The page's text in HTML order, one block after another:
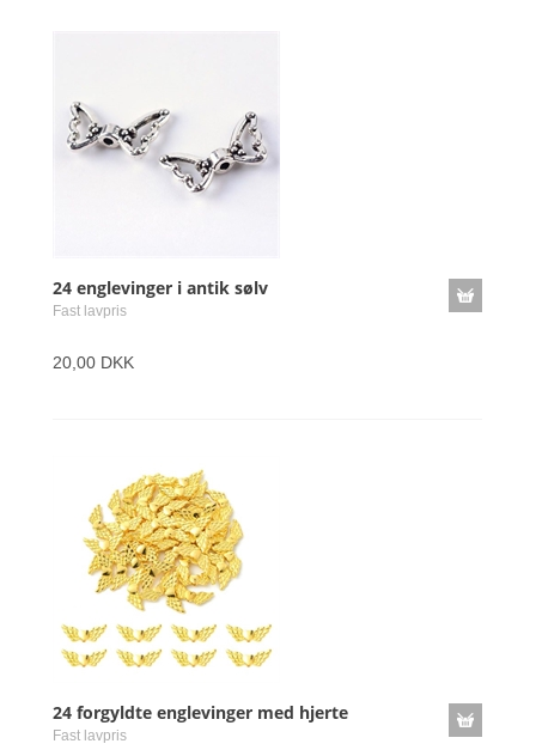
24 englevinger i antik sølv
Fast lavpris
20,00 DKK
24 forgyldte englevinger med hjerte
Fast lavpris